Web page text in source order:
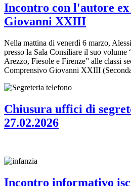
Incontro con l'autore
Giovanni XXIII
Nella mattina di venerdì 6 marzo,
presso la Sala Consiliare il suo volume
Arezzo, Fiesole e Firenze” alle classi
Comprensivo Giovanni XXIII
Chiusura uffici di
27.02.2026
Incontro informativo